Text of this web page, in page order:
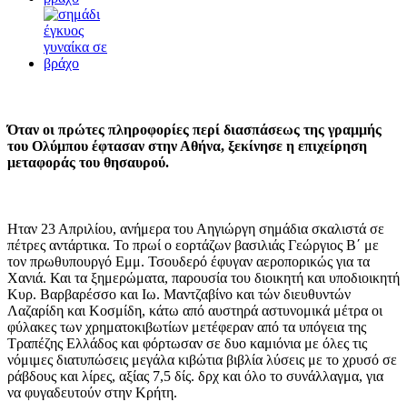
Όταν οι πρώτες πληροφορίες περί διασπάσεως της γραμμής
του Ολύμπου έφτασαν στην Αθήνα, ξεκίνησε η επιχείρηση
μεταφοράς του θησαυρού.
Ηταν 23 Απριλίου, ανήμερα του Αηγιώργη σημάδια σκαλιστά σε
πέτρες αντάρτικα. Το πρωί ο εορτάζων βασιλιάς Γεώργιος Β΄ με
τον πρωθυπουργό Εμμ. Τσουδερό έφυγαν αεροπορικώς για τα
Χανιά. Και τα ξημερώματα, παρουσία του διοικητή και υποδιοικητή
Κυρ. Βαρβαρέσσο και Ιω. Μαντζαβίνο και τών διευθυντών
Λαζαρίδη και Κοσμίδη, κάτω από αυστηρά αστυνομικά μέτρα οι
φύλακες των χρηματοκιβωτίων μετέφεραν από τα υπόγεια της
Τραπέζης Ελλάδος και φόρτωσαν σε δυο καμιόνια με όλες τις
νόμιμες διατυπώσεις μεγάλα κιβώτια βιβλία λύσεις με το χρυσό σε
ράβδους και λίρες, αξίας 7,5 δίς. δρχ και όλο το συνάλλαγμα, για
να φυγαδευτούν στην Κρήτη.